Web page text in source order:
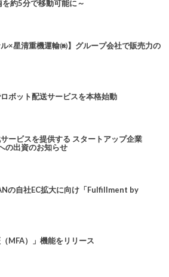
約5分で移動可能に～
ル×星清重機運輸㈱】グループ会社で販売力の
ボット配送サービスを本格始動
ービスを提供する スタートアップ企業
の出資のお知らせ
の自社EC拡大に向け「Fulfillment by
MFA）」機能をリリース